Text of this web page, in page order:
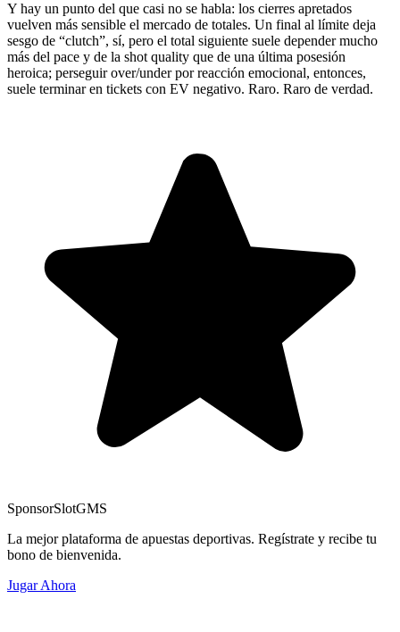
Y hay un punto del que casi no se habla: los cierres apretados
vuelven más sensible el mercado de totales. Un final al límite deja
sesgo de “clutch”, sí, pero el total siguiente suele depender mucho
más del pace y de la shot quality que de una última posesión
heroica; perseguir over/under por reacción emocional, entonces,
suele terminar en tickets con EV negativo. Raro. Raro de verdad.
SponsorSlotGMS
La mejor plataforma de apuestas deportivas. Regístrate y recibe tu
bono de bienvenida.
Jugar Ahora